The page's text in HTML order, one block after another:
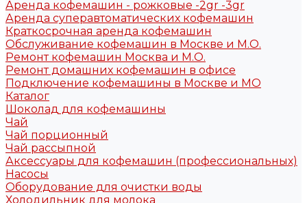
Аренда кофемашин - рожковые -2gr -3gr
Аренда суперавтоматических кофемашин
Краткосрочная аренда кофемашин
Обслуживание кофемашин в Москве и М.О.
Ремонт кофемашин Москва и М.О.
Ремонт домашних кофемашин в офисе
Подключение кофемашины в Москве и МО
Каталог
Шоколад для кофемашины
Чай
Чай порционный
Чай рассыпной
Аксессуары для кофемашин (профессиональных)
Насосы
Оборудование для очистки воды
Холодильник для молока